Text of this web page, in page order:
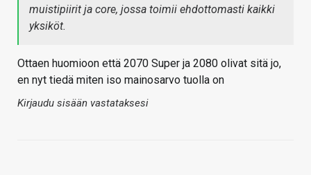
muistipiirit ja core, jossa toimii ehdottomasti kaikki
yksiköt.
Ottaen huomioon että 2070 Super ja 2080 olivat sitä jo,
en nyt tiedä miten iso mainosarvo tuolla on
Kirjaudu sisään vastataksesi